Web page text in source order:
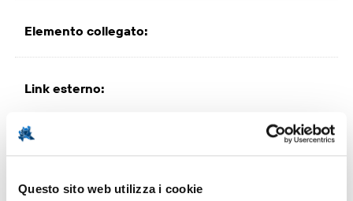
Questo sito web utilizza i cookie
Elemento collegato:
Link esterno:
Milano, con la quale è collegata da autostrade senza